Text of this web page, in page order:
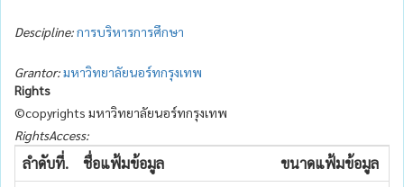
Descipline:การบริหารการศึกษา
Grantor:มหาวิทยาลัยนอร์ทกรุงเทพ
Rights
©copyrights มหาวิทยาลัยนอร์ทกรุงเทพ
RightsAccess:
ลำดับที่. ชื่อแฟ้มข้อมูล ขนาดแฟ้มข้อมูล